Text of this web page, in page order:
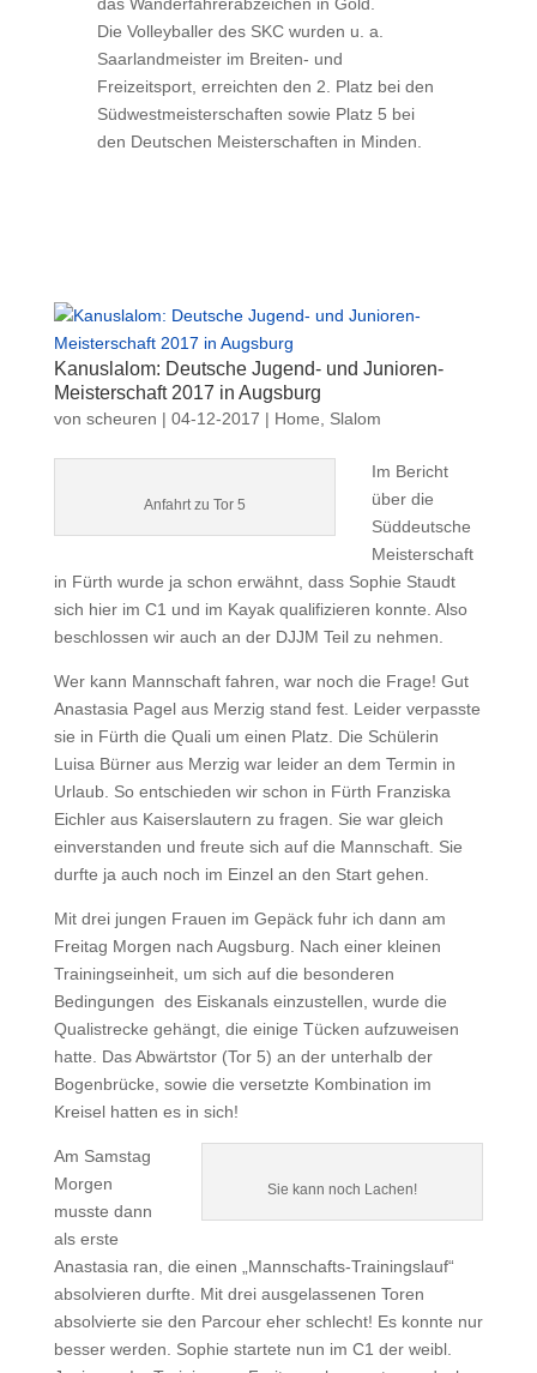
Die Volleyballer des SKC wurden u. a.
Saarlandmeister im Breiten- und
Freizeitsport, erreichten den 2. Platz bei den
Südwestmeisterschaften sowie Platz 5 bei
den Deutschen Meisterschaften in Minden.
Kanuslalom: Deutsche Jugend- und Junioren-
Meisterschaft 2017 in Augsburg
von scheuren | 04-12-2017 | Home Slalom
Anfahrt zu Tor 5
Im Bericht
über die
Süddeutsche
Meisterschaft
in Fürth wurde ja schon erwähnt, dass Sophie Staudt
sich hier im C1 und im Kayak qualifizieren konnte. Also
beschlossen wir auch an der DJJM Teil zu nehmen.
Wer kann Mannschaft fahren, war noch die Frage! Gut
Anastasia Pagel aus Merzig stand fest. Leider verpasste
sie in Fürth die Quali um einen Platz. Die Schülerin
Luisa Bürner aus Merzig war leider an dem Termin in
Urlaub. So entschieden wir schon in Fürth Franziska
Eichler aus Kaiserslautern zu fragen. Sie war gleich
einverstanden und freute sich auf die Mannschaft. Sie
durfte ja auch noch im Einzel an den Start gehen.
Mit drei jungen Frauen im Gepäck fuhr ich dann am
Freitag Morgen nach Augsburg. Nach einer kleinen
Trainingseinheit, um sich auf die besonderen
Bedingungen des Eiskanals einzustellen, wurde die
Qualistrecke gehängt, die einige Tücken aufzuweisen
hatte. Das Abwärtstor (Tor 5) an der unterhalb der
Bogenbrücke, sowie die versetzte Kombination im
Kreisel hatten es in sich!
Sie kann noch Lachen!
Am Samstag
Morgen
musste dann
als erste
Anastasia ran, die einen „Mannschafts-Trainingslauf“
absolvieren durfte. Mit drei ausgelassenen Toren
absolvierte sie den Parcour eher schlecht! Es konnte nur
besser werden. Sophie startete nun im C1 der weibl.